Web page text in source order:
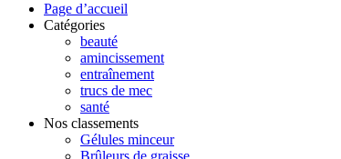
Page d’accueil
Catégories
beauté
amincissement
entraînement
trucs de mec
santé
Nos classements
Gélules minceur
Brûleurs de graisse